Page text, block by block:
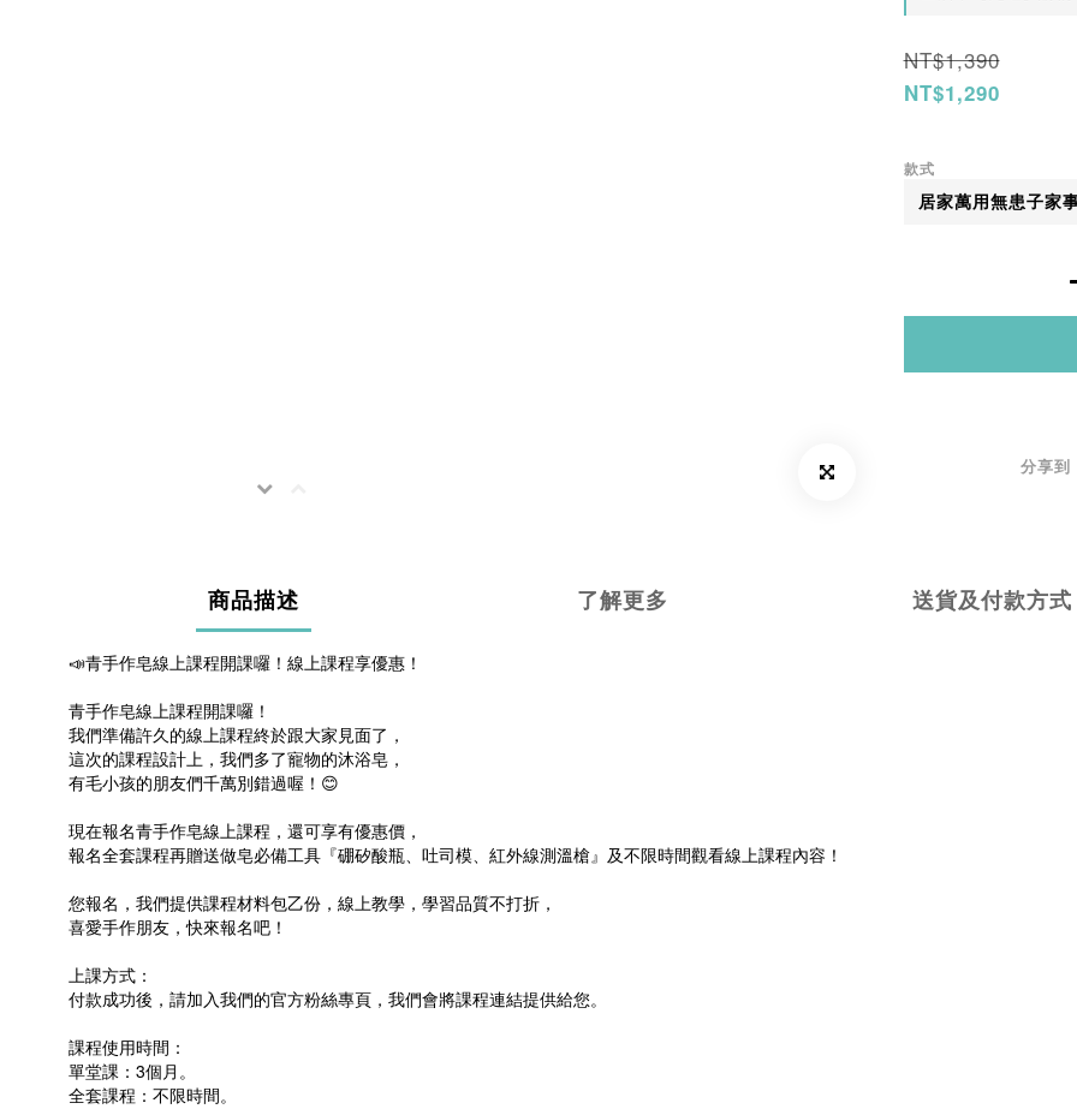
NT$1,390
NT$1,290
款式
分享到
商品描述 了解更多 送貨及付款方式
📣青手作皂線上課程開課囉！線上課程享優惠！
青手作皂線上課程開課囉！
我們準備許久的線上課程終於跟大家見面了，
這次的課程設計上，我們多了寵物的沐浴皂，
有毛小孩的朋友們千萬別錯過喔！ 😊
現在報名青手作皂線上課程，還可享有優惠價，
報名全套課程再贈送做皂必備工具『硼矽酸瓶、吐司模、紅外線測溫槍』及不限時間觀看線上課程內容！
您報名，我們提供課程材料包乙份，線上教學，學習品質不打折，
喜愛手作朋友，快來報名吧！
上課方式：
付款成功後，請加入我們的官方粉絲專頁，我們會將課程連結提供給您。
課程使用時間：
單堂課： 3個月。
全套課程：不限時間。